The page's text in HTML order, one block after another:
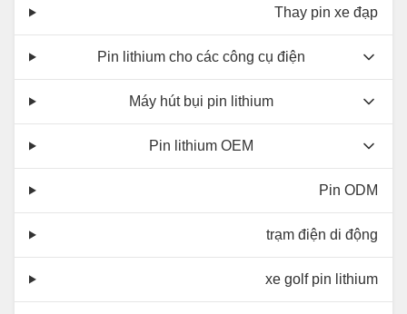
Thay pin xe đạp
Pin lithium cho các công cụ điện
Máy hút bụi pin lithium
Pin lithium OEM
Pin ODM
trạm điện di động
xe golf pin lithium